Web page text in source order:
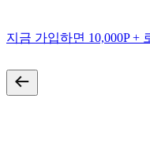
지금 가입하면 10,000P +